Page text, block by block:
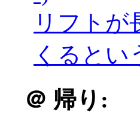
リフトが
くるとい
＠ 帰り: